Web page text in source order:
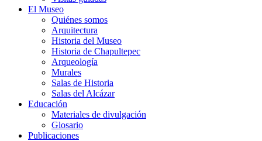
El Museo
Quiénes somos
Arquitectura
Historia del Museo
Historia de Chapultepec
Arqueología
Murales
Salas de Historia
Salas del Alcázar
Educación
Materiales de divulgación
Glosario
Publicaciones